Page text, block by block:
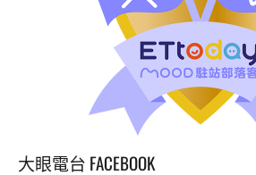
大眼電台 FACEBOOK